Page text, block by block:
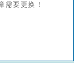
需要更换！